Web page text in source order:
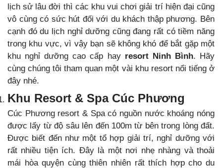
lịch sử lâu đời thì các khu vui chơi giải trí hiện đại cũng
vô cùng có sức hút đối với du khách thập phương. Bên
cạnh đó du lịch nghỉ dưỡng cũng đang rất có tiềm năng
trong khu vực, vì vậy bạn sẽ không khó để bắt gặp một
khu nghỉ dưỡng cao cấp hayresort Ninh Bình. Hãy
cùng chúng tôi tham quan một vài khu resort nổi tiếng ở
đây nhé.
Khu Resort & Spa Cúc Phương
Cúc Phương resort & Spa có nguồn nước khoáng nóng
được lấy từ độ sâu lên đến 100m từ bên trong lòng đất.
Được biết đến như một tổ hợp giải trí, nghỉ dưỡng với
rất nhiều tiện ích. Đây là một nơi nhẹ nhàng và thoải
mái hòa quyện cùng thiên nhiên rất thích hợp cho du